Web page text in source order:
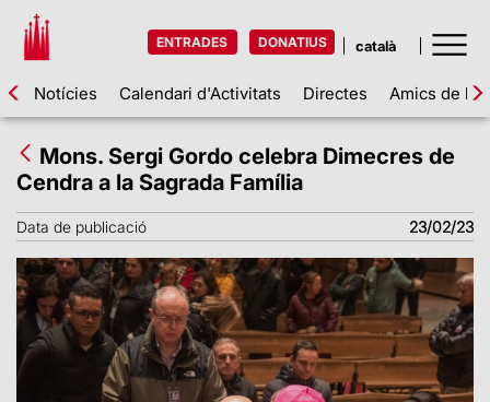
ENTRADES DONATIUS
Notícies Calendari d'Activitats Directes Amics de la
Mons. Sergi Gordo celebra Dimecres de
Cendra a la Sagrada Família
Data de publicació 23/02/23